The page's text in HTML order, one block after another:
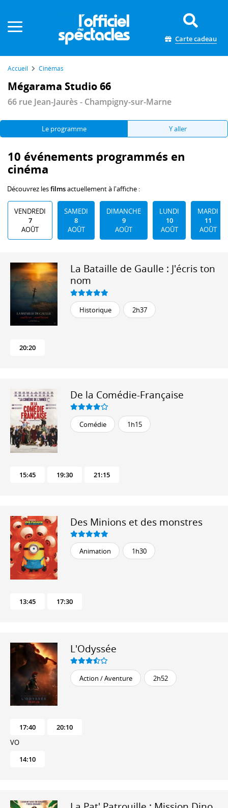
Carte cadeau
Accueil Cinémas
Mégarama Studio 66
66 rue Jean-Jaurès - Champigny-sur-Marne
Le programme Y aller
10 événements programmés en
cinéma
Découvrez lesfilmsactuellement à l'affiche :
VENDREDI
7
AOÛT
SAMEDI
8
AOÛT
DIMANCHE
9
AOÛT
LUNDI
10
AOÛT
MARDI
11
AOÛT
La Bataille de Gaulle : J'écris ton
nom
Historique 2h37
20:20
De la Comédie-Française
Comédie 1h15
15:45 19:30 21:15
Des Minions et des monstres
Animation 1h30
13:45 17:30
L'Odyssée
Action / Aventure 2h52
17:40
20:10
VO
14:10